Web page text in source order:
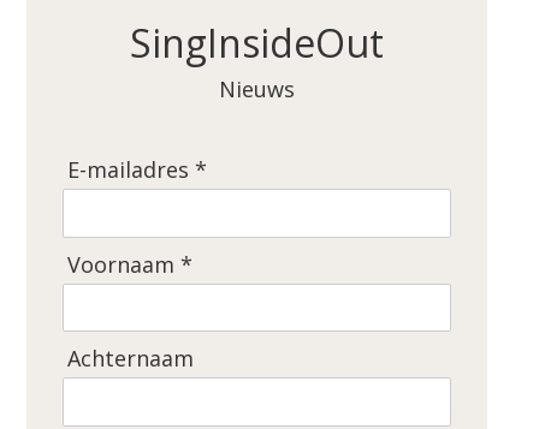
SingInsideOut
Nieuws
E-mailadres *
Voornaam *
Achternaam